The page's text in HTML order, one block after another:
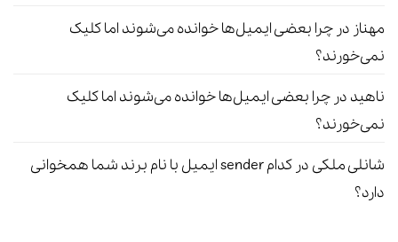
مهناز در چرا بعضی ایمیل‌ها خوانده می‌شوند اما کلیک
نمی‌خورند؟
ناهید در چرا بعضی ایمیل‌ها خوانده می‌شوند اما کلیک
نمی‌خورند؟
شانلی ملکی در
کدام sender ایمیل با نام برند شما همخوانی
دارد؟